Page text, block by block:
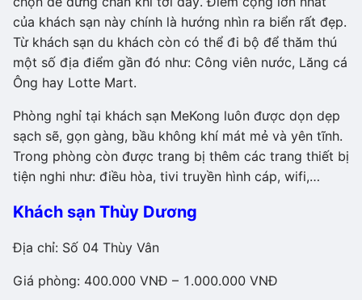
của khách sạn này chính là hướng nhìn ra biển rất đẹp.
Từ khách sạn du khách còn có thể đi bộ để thăm thú
một số địa điểm gần đó như: Công viên nước, Lăng cá
Ông hay Lotte Mart.
Phòng nghỉ tại khách sạn MeKong luôn được dọn dẹp
sạch sẽ, gọn gàng, bầu không khí mát mẻ và yên tĩnh.
Trong phòng còn được trang bị thêm các trang thiết bị
tiện nghi như: điều hòa, tivi truyền hình cáp, wifi,…
Khách sạn Thùy Dương
Địa chỉ: Số 04 Thùy Vân
Giá phòng: 400.000 VNĐ – 1.000.000 VNĐ